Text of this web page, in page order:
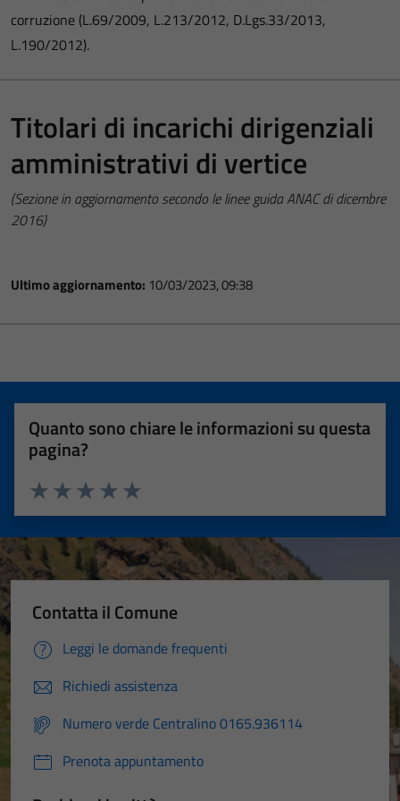
corruzione (L.69/2009, L.213/2012, D.Lgs.33/2013,
L.190/2012).
Titolari di incarichi dirigenziali
amministrativi di vertice
(Sezione in aggiornamento secondo le linee guida ANAC di dicembre
2016)
Ultimo aggiornamento: 10/03/2023, 09:38
Quanto sono chiare le informazioni su questa
pagina?
Valuta 5 stelle su 5
Valuta 4 stelle su 5
Valuta 3 stelle su 5
Valuta 2 stelle su 5
Valuta 1 stelle su 5
Contatta il Comune
Leggi le domande frequenti
Richiedi assistenza
Numero verde Centralino 0165.936114
Prenota appuntamento